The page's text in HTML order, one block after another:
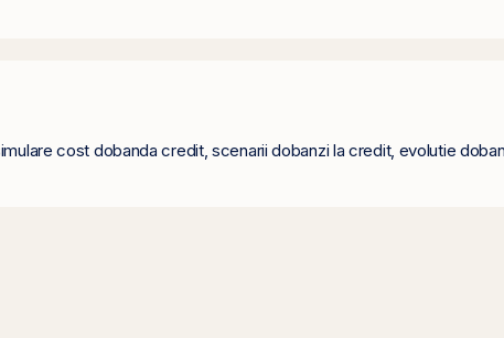
cost dobanda credit, scenarii dobanzi la credit, evolutie